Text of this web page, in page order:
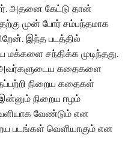
அதனை கேட்டு தான்
முன் போர் சம்பந்தமாக
இந்த படத்தில்
மக்களை சந்திக்க முடிந்தது.
அவர்களுடைய கதைகளை
நிறைய கதைகள்
நிறைய ஈழம்
வேண்டும் என
படங்கள் வெளியாகும் என